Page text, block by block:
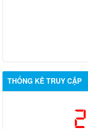
THỐNG KÊ TRUY CẬP
Thông báo về việc
Thông báo tuyển
sách nhà nước đặt